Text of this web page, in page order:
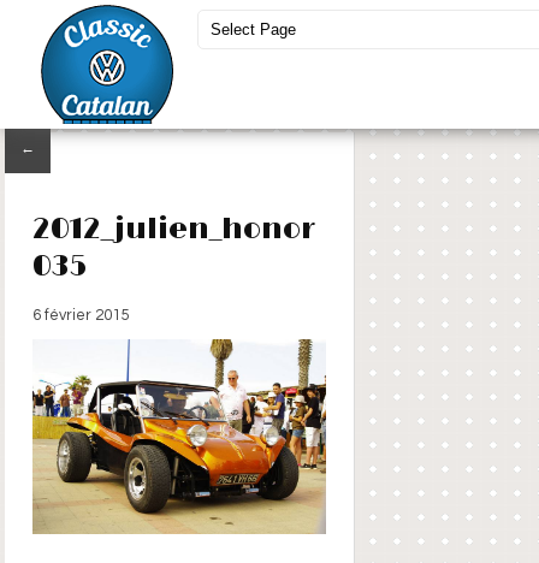
←
2012_julien_honor
035
6 février 2015